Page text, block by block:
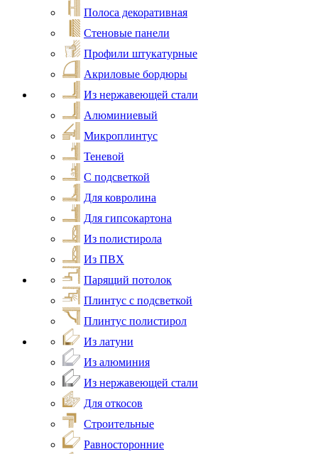
Полоса декоративная
Стеновые панели
Профили штукатурные
Акриловые бордюры
Из нержавеющей стали
Алюминиевый
Микроплинтус
Теневой
С подсветкой
Для ковролина
Для гипсокартона
Из полистирола
Из ПВХ
Парящий потолок
Плинтус с подсветкой
Плинтус полистирол
Из латуни
Из алюминия
Из нержавеющей стали
Для откосов
Строительные
Равносторонние